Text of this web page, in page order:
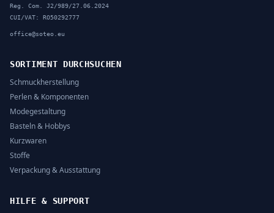
Reg. Com. J2/989/27.06.2024
CUI/VAT: RO50292777
office@soteo.eu
SORTIMENT DURCHSUCHEN
Schmuckherstellung
Perlen & Komponenten
Modegestaltung
Basteln & Hobbys
Kurzwaren
Stoffe
Verpackung & Ausstattung
HILFE & SUPPORT